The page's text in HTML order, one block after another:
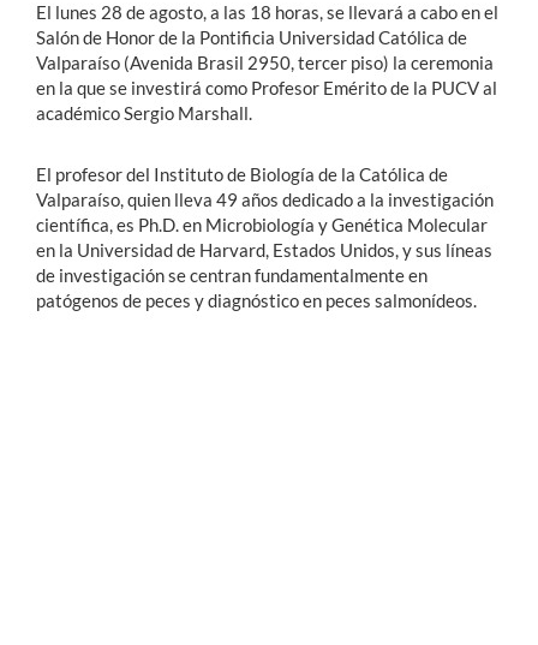
Alumni
El lunes 28 de agosto, a las 18 horas, se llevará a cabo en el
Salón de Honor de la Pontificia Universidad Católica de
Valparaíso (Avenida Brasil 2950, tercer piso) la ceremonia
en la que se investirá como Profesor Emérito de la PUCV al
académico Sergio Marshall.
El profesor del Instituto de Biología de la Católica de
Valparaíso, quien lleva 49 años dedicado a la investigación
científica, es Ph.D. en Microbiología y Genética Molecular
en la Universidad de Harvard, Estados Unidos, y sus líneas
de investigación se centran fundamentalmente en
patógenos de peces y diagnóstico en peces salmonídeos.